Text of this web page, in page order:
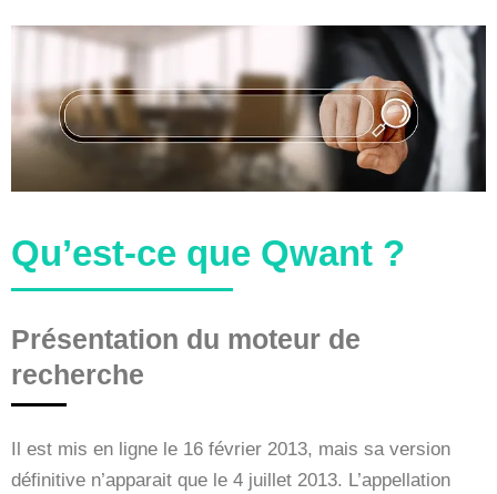
Qu’est-ce que Qwant ?
Présentation du moteur de
recherche
Il est mis en ligne le 16 février 2013, mais sa version
définitive n’apparait que le 4 juillet 2013. L’appellation